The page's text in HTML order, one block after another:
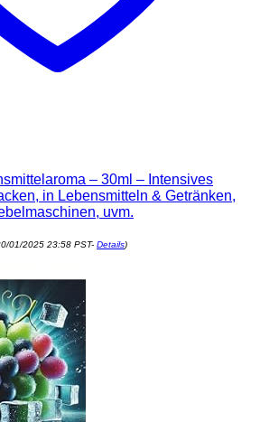
– 30ml – Intensives
in Lebensmitteln & Getränken,
uvm.
01/2025 23:58 PST- Details)